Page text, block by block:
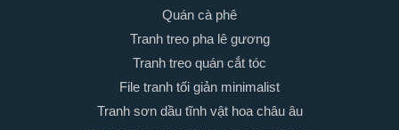
Quán cà phê
Tranh treo pha lê gương
Tranh treo quán cắt tóc
File tranh tối giản minimalist
Tranh sơn dầu tĩnh vật hoa châu âu